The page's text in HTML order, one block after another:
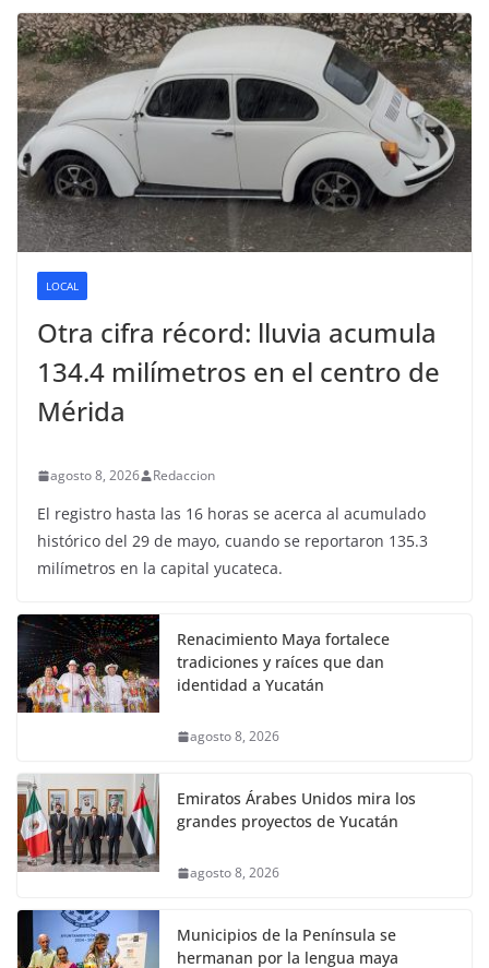
LOCAL
Otra cifra récord: lluvia acumula
134.4 milímetros en el centro de
Mérida
agosto 8, 2026 Redaccion
El registro hasta las 16 horas se acerca al acumulado
histórico del 29 de mayo, cuando se reportaron 135.3
milímetros en la capital yucateca.
Renacimiento Maya fortalece
tradiciones y raíces que dan
identidad a Yucatán
agosto 8, 2026
Emiratos Árabes Unidos mira los
grandes proyectos de Yucatán
agosto 8, 2026
Municipios de la Península se
hermanan por la lengua maya